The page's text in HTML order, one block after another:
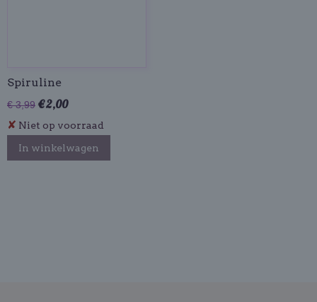
Spiruline
€ 3,99 € 2,00
✘ Niet op voorraad
In winkelwagen